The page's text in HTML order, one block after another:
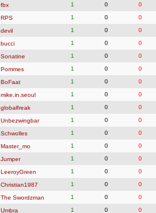
fbx 1 0
0
RPS 1 0
0
devil 1 0
0
bucci 1 0
0
Sonatine 1 0
0
Pommes 1 0
0
BoFaat 1 0
0
mike.in.seoul 1 0
0
globalfreak 1 0
0
Unbezwingbar 1 0
0
Schwolles 1 0
0
Master_mo 1 0
0
Jumper 1 0
0
LeeroyGreen 1 0
0
Christian1987 1 0
0
The Swordzman 1 0
0
Umbra 1 0 0